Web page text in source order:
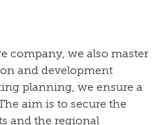
company, we also master
and development
planning, we ensure a
aim is to secure the
and the regional